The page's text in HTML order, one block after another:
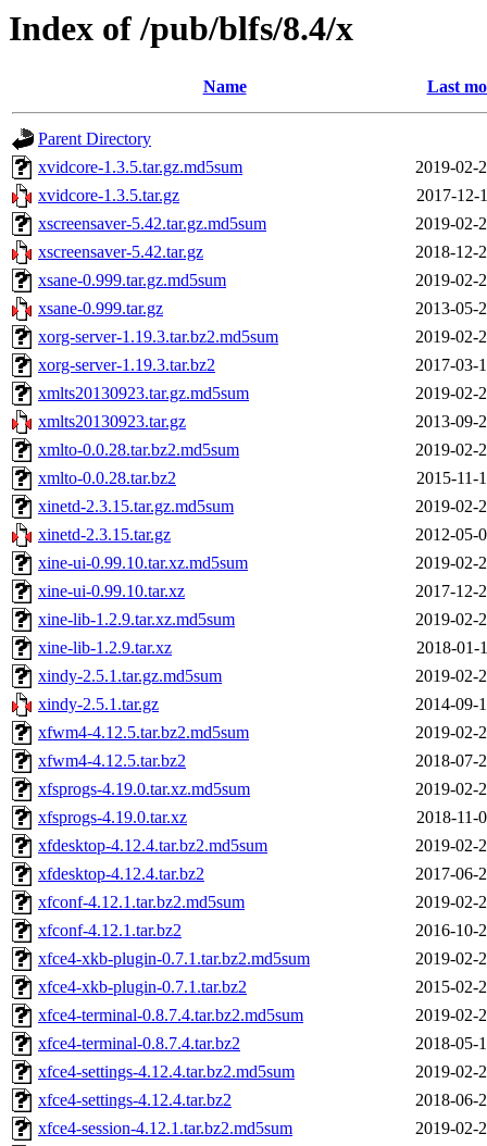
Index of /pub/blfs/8.4/x
Name Last
Parent Directory
xvidcore-1.3.5.tar.gz.md5sum
2019-02-
xvidcore-1.3.5.tar.gz
2017-12-
xscreensaver-5.42.tar.gz.md5sum
2019-02-
xscreensaver-5.42.tar.gz
2018-12-
xsane-0.999.tar.gz.md5sum
2019-02-
xsane-0.999.tar.gz
2013-05-
xorg-server-1.19.3.tar.bz2.md5sum
2019-02-
xorg-server-1.19.3.tar.bz2
2017-03-
xmlts20130923.tar.gz.md5sum
2019-02-
xmlts20130923.tar.gz
2013-09-
xmlto-0.0.28.tar.bz2.md5sum
2019-02-
xmlto-0.0.28.tar.bz2
2015-11-
xinetd-2.3.15.tar.gz.md5sum
2019-02-
xinetd-2.3.15.tar.gz
2012-05-
xine-ui-0.99.10.tar.xz.md5sum
2019-02-
xine-ui-0.99.10.tar.xz
2017-12-
xine-lib-1.2.9.tar.xz.md5sum
2019-02-
xine-lib-1.2.9.tar.xz
2018-01-
xindy-2.5.1.tar.gz.md5sum
2019-02-
xindy-2.5.1.tar.gz
2014-09-
xfwm4-4.12.5.tar.bz2.md5sum
2019-02-
xfwm4-4.12.5.tar.bz2
2018-07-
xfsprogs-4.19.0.tar.xz.md5sum
2019-02-
xfsprogs-4.19.0.tar.xz
2018-11-
xfdesktop-4.12.4.tar.bz2.md5sum
2019-02-
xfdesktop-4.12.4.tar.bz2
2017-06-
xfconf-4.12.1.tar.bz2.md5sum
2019-02-
xfconf-4.12.1.tar.bz2
2016-10-
xfce4-xkb-plugin-0.7.1.tar.bz2.md5sum
2019-02-
xfce4-xkb-plugin-0.7.1.tar.bz2
2015-02-
xfce4-terminal-0.8.7.4.tar.bz2.md5sum
2019-02-
xfce4-terminal-0.8.7.4.tar.bz2
2018-05-
xfce4-settings-4.12.4.tar.bz2.md5sum
2019-02-
xfce4-settings-4.12.4.tar.bz2
2018-06-
xfce4-session-4.12.1.tar.bz2.md5sum
2019-02-